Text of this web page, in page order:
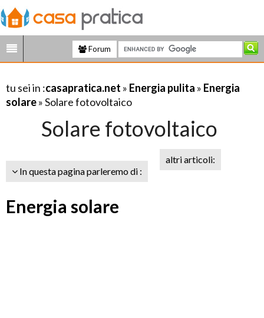
Forum
tu sei in :casapratica.net » Energia pulita » Energia
solare» Solare fotovoltaico
Solare fotovoltaico
In questa pagina parleremo di :
altri articoli:
Energia solare